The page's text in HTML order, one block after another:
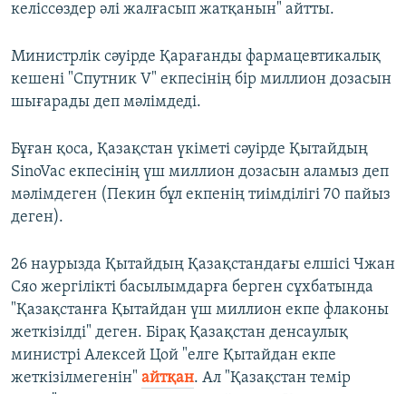
келіссөздер әлі жалғасып жатқанын" айтты.
Министрлік сәуірде Қарағанды фармацевтикалық
кешені "Спутник V" екпесінің бір миллион дозасын
шығарады деп мәлімдеді.
Бұған қоса, Қазақстан үкіметі сәуірде Қытайдың
SinoVac екпесінің үш миллион дозасын аламыз деп
мәлімдеген (Пекин бұл екпенің тиімділігі 70 пайыз
деген).
26 наурызда Қытайдың Қазақстандағы елшісі Чжан
Сяо жергілікті басылымдарға берген сұхбатында
"Қазақстанға Қытайдан үш миллион екпе флаконы
жеткізілді" деген. Бірақ Қазақстан денсаулық
министрі Алексей Цой "елге Қытайдан екпе
жеткізілмегенін" айтқан. Ал "Қазақстан темір